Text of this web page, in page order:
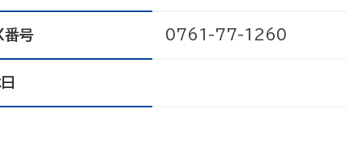
号 0761-77-1260